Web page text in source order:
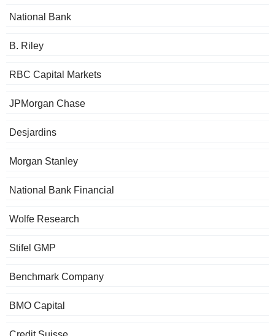
National Bank
B. Riley
RBC Capital Markets
JPMorgan Chase
Desjardins
Morgan Stanley
National Bank Financial
Wolfe Research
Stifel GMP
Benchmark Company
BMO Capital